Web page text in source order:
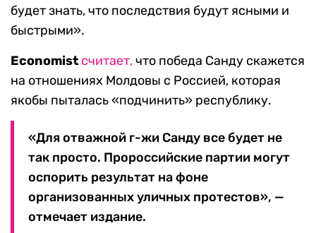
будет знать, что последствия будут ясными и
быстрыми».
Economist считает,что победа Санду скажется
на отношениях Молдовы с Россией, которая
якобы пыталась «подчинить» республику.
«Для отважной г-жи Санду все будет не
так просто. Пророссийские партии могут
оспорить результат на фоне
организованных уличных протестов», —
отмечает издание.